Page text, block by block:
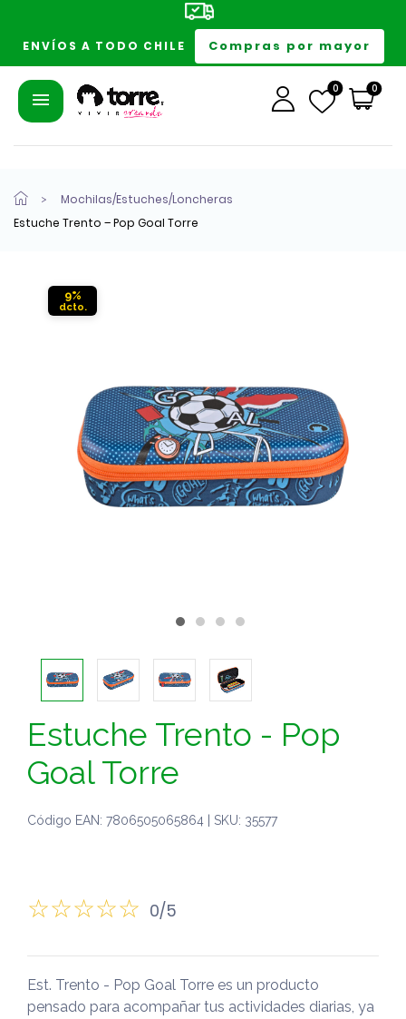
ENVÍOS A TODO CHILE Compras por mayor
0 0
Mochilas/Estuches/Loncheras
Estuche Trento – Pop Goal Torre
9%
Estuche Trento - Pop
Goal Torre
Código EAN: 7806505065864 | SKU: 35577
0/5
Est. Trento - Pop Goal Torre es un producto
pensado para acompañar tus actividades diarias, ya